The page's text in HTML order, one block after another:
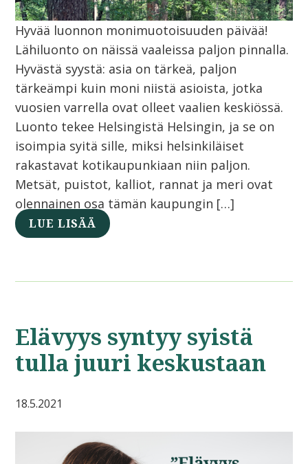
Hyvää luonnon monimuotoisuuden päivää!
Lähiluonto on näissä vaaleissa paljon pinnalla.
Hyvästä syystä: asia on tärkeä, paljon
tärkeämpi kuin moni niistä asioista, jotka
vuosien varrella ovat olleet vaalien keskiössä.
Luonto tekee Helsingistä Helsingin, ja se on
isoimpia syitä sille, miksi helsinkiläiset
rakastavat kotikaupunkiaan niin paljon.
Metsät, puistot, kalliot, rannat ja meri ovat
olennainen osa tämän kaupungin […]
LUE LISÄÄ
Elävyys syntyy syistä
tulla juuri keskustaan
18.5.2021